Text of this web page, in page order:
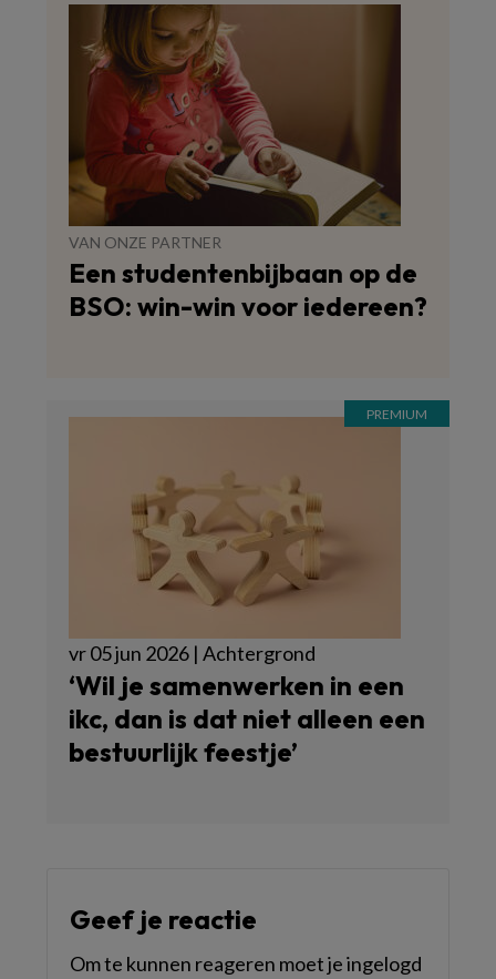
VAN ONZE PARTNER
Een studentenbijbaan op de
BSO: win-win voor iedereen?
vr 05 jun 2026 | Achtergrond
‘Wil je samenwerken in een
ikc, dan is dat niet alleen een
bestuurlijk feestje’
Geef je reactie
Om te kunnen reageren moet je ingelogd